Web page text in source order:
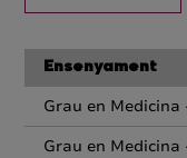
Ensenyament
Grau en Medicina
Grau en Medicina